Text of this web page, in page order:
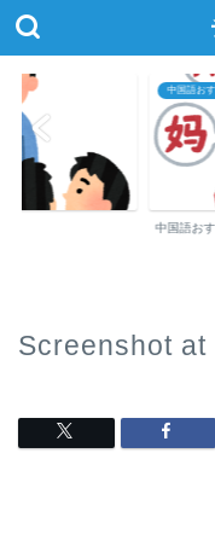
中国語お
中国語お
Screenshot